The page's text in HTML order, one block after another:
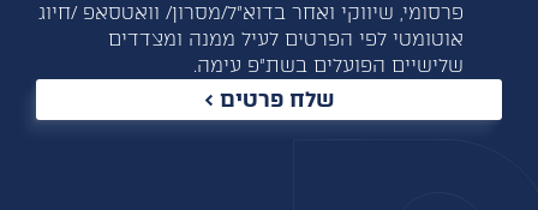
פרסומי, שיווקי ואחר בדוא”ל/מסרון/ וואטסאפ /חיוג
אוטומטי לפי הפרטים לעיל ממנה ומצדדים
שלישיים הפועלים בשת”פ עימה.